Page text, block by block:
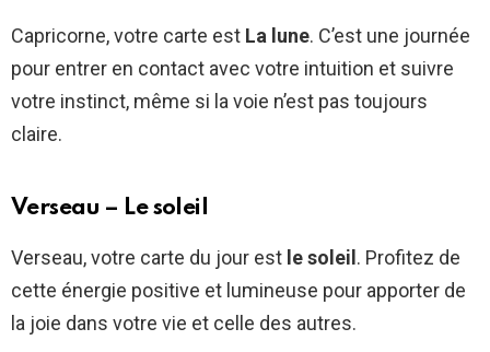
Capricorne, votre carte est La lune. C’est une journée
pour entrer en contact avec votre intuition et suivre
votre instinct, même si la voie n’est pas toujours
claire.
Verseau – Le soleil
Verseau, votre carte du jour est le soleil . Profitez de
cette énergie positive et lumineuse pour apporter de
la joie dans votre vie et celle des autres.